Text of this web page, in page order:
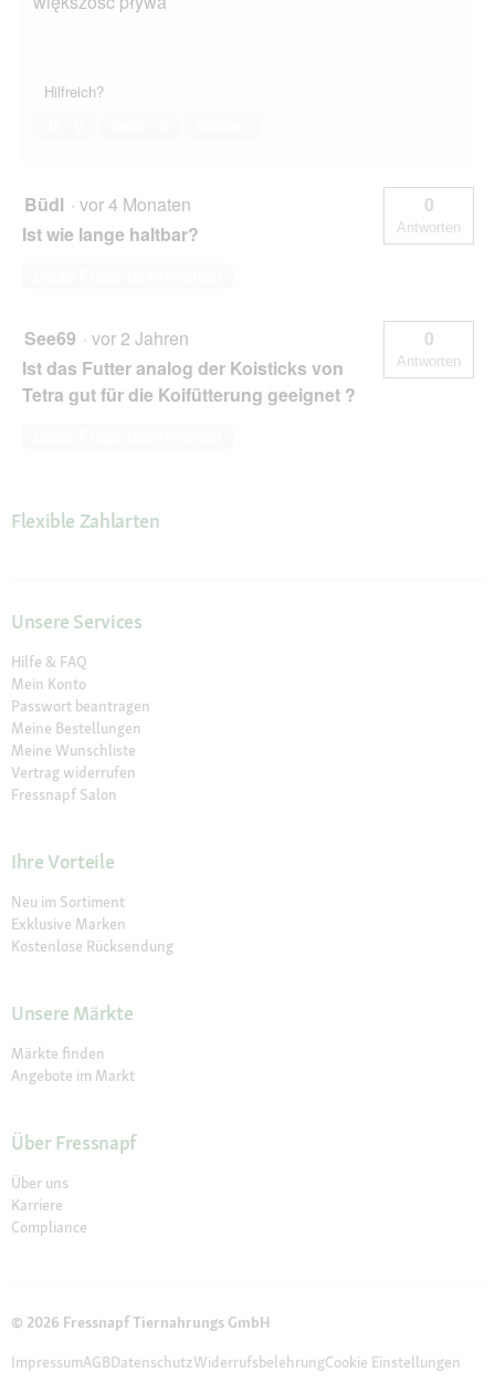
Hilfreich?
Büdl · vor 4 Monaten
Ist wie lange haltbar?
0
Antworten
See69 · vor 2 Jahren
Ist das Futter analog der Koisticks von
Tetra gut für die Koifütterung geeignet ?
0
Antworten
Flexible Zahlarten
Unsere Services
Hilfe & FAQ
Mein Konto
Passwort beantragen
Meine Bestellungen
Meine Wunschliste
Vertrag widerrufen
Fressnapf Salon
Ihre Vorteile
Neu im Sortiment
Exklusive Marken
Kostenlose Rücksendung
Unsere Märkte
Märkte finden
Angebote im Markt
Über Fressnapf
Über uns
Karriere
Compliance
© 2026 Fressnapf Tiernahrungs GmbH
ImpressumAGBDatenschutzWiderrufsbelehrungCookie Einstellungen